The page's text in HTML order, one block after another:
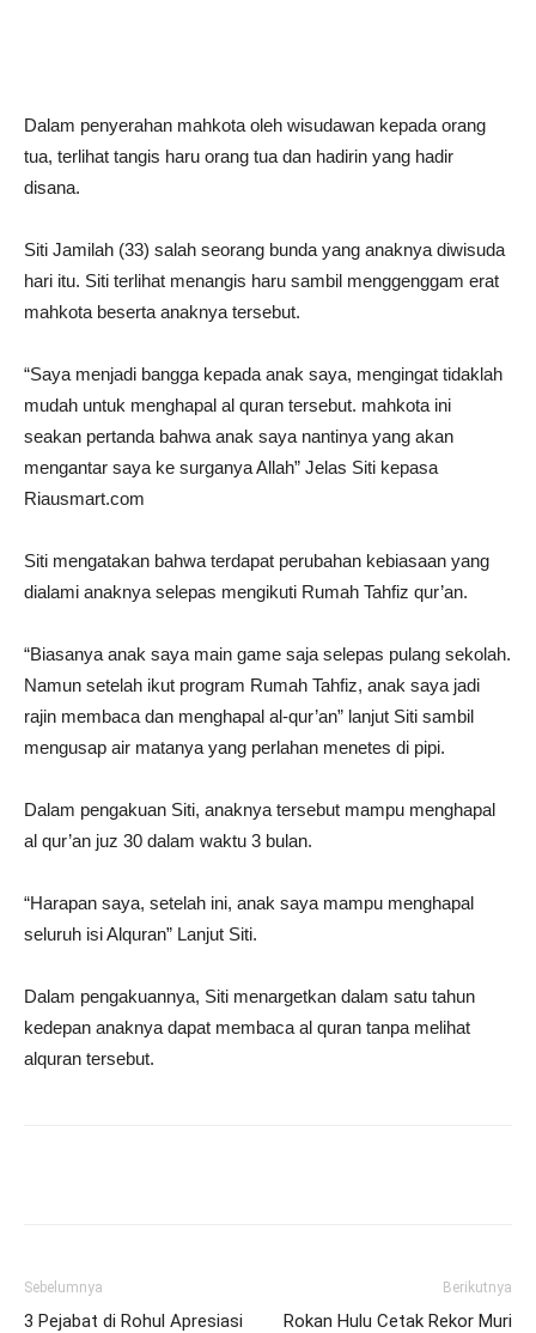
Dalam penyerahan mahkota oleh wisudawan kepada orang
tua, terlihat tangis haru orang tua dan hadirin yang hadir
disana.
Siti Jamilah (33) salah seorang bunda yang anaknya diwisuda
hari itu. Siti terlihat menangis haru sambil menggenggam erat
mahkota beserta anaknya tersebut.
“Saya menjadi bangga kepada anak saya, mengingat tidaklah
mudah untuk menghapal al quran tersebut. mahkota ini
seakan pertanda bahwa anak saya nantinya yang akan
mengantar saya ke surganya Allah” Jelas Siti kepasa
Riausmart.com
Siti mengatakan bahwa terdapat perubahan kebiasaan yang
dialami anaknya selepas mengikuti Rumah Tahfiz qur’an.
“Biasanya anak saya main game saja selepas pulang sekolah.
Namun setelah ikut program Rumah Tahfiz, anak saya jadi
rajin membaca dan menghapal al-qur’an” lanjut Siti sambil
mengusap air matanya yang perlahan menetes di pipi.
Dalam pengakuan Siti, anaknya tersebut mampu menghapal
al qur’an juz 30 dalam waktu 3 bulan.
“Harapan saya, setelah ini, anak saya mampu menghapal
seluruh isi Alquran” Lanjut Siti.
Dalam pengakuannya, Siti menargetkan dalam satu tahun
kedepan anaknya dapat membaca al quran tanpa melihat
alquran tersebut.
Sebelumnya
3 Pejabat di Rohul Apresiasi
Berikutnya
Rokan Hulu Cetak Rekor Muri